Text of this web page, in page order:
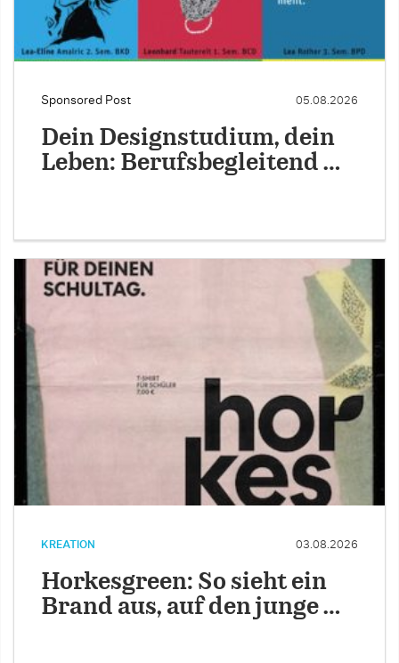
Sponsored Post 05.08.2026
Dein Designstudium, dein
Leben: Berufsbegleitend …
KREATION 03.08.2026
Horkesgreen: So sieht ein
Brand aus, auf den junge …